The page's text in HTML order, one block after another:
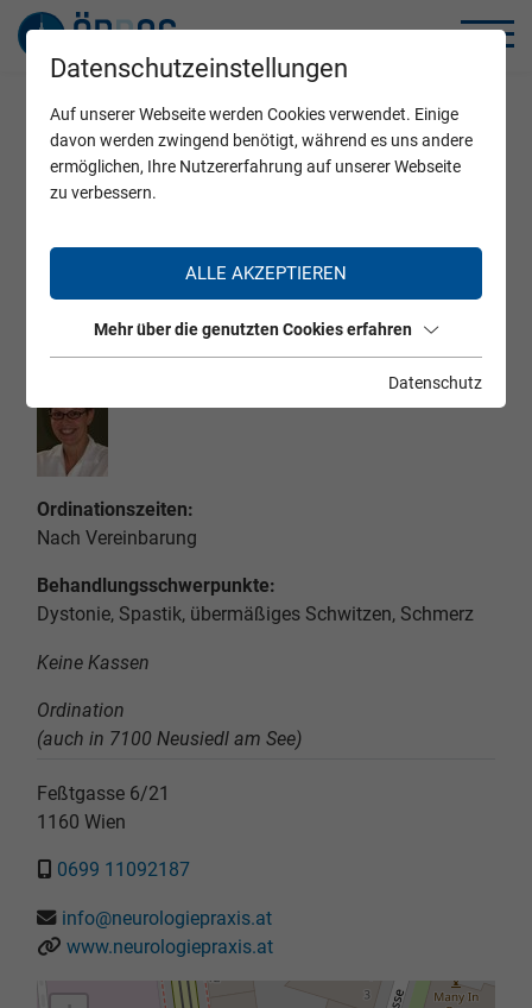
Home Zertifizierte Ärzte
OA Mag. Dr. Pia Hollosi
Ordinationszeiten:
Nach Vereinbarung
Behandlungsschwerpunkte:
Dystonie, Spastik, übermäßiges Schwitzen, Schmerz
Keine Kassen
Ordination
(auch in 7100 Neusiedl am See)
Feßtgasse 6/21
1160 Wien
0699 11092187
info@neurologiepraxis.at
www.neurologiepraxis.at
Datenschutzeinstellungen
Auf unserer Webseite werden Cookies verwendet. Einige
davon werden zwingend benötigt, während es uns andere
ermöglichen, Ihre Nutzererfahrung auf unserer Webseite
zu verbessern.
ALLE AKZEPTIEREN
Mehr über die genutzten Cookies erfahren
Datenschutz